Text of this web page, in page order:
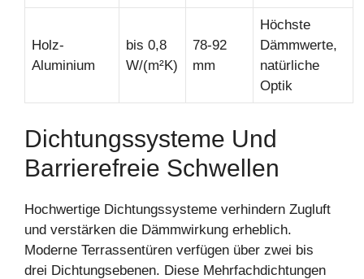
Holz-
Aluminium
bis 0,8
W/(m²K)
78-92
mm
Höchste
Dämmwerte,
natürliche
Optik
Dichtungssysteme Und
Barrierefreie Schwellen
Hochwertige Dichtungssysteme verhindern Zugluft
und verstärken die Dämmwirkung erheblich.
Moderne Terrassentüren verfügen über zwei bis
drei Dichtungsebenen. Diese Mehrfachdichtungen